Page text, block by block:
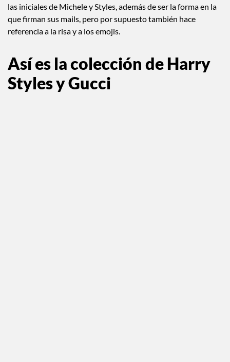
El nombre continúa con los temas de la colección, al mezclar
las iniciales de Michele y Styles, además de ser la forma en la
que firman sus mails, pero por supuesto también hace
Así es la colección de Harry
Styles y Gucci